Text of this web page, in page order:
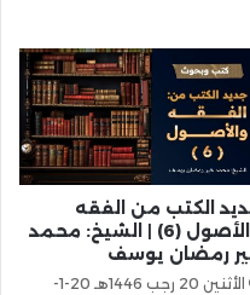
الكتب من الفقه
والأصول (6) | الشيخ: محمد
رمضان يوسف
الأثنين 20 رجب 1446هـ 20-1-